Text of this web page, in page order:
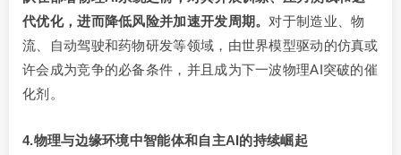
代优化，进而降低风险并加速开发周期。 对于制造业、物
流、自动驾驶和药物研发等领域，由世界模型驱动的仿真或
许会成为竞争的必备条件，并且成为下一波物理AI突破的催
化剂。
4.物理与边缘环境中智能体和自主AI的持续崛起